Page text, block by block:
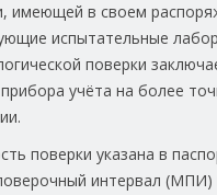
имеющей в своем
испытательные
поверки
учёта на более
поверки указана в
интервал (МПИ)